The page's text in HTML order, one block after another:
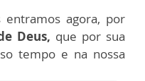
entramos agora, por
Deus, que por sua
tempo e na nossa